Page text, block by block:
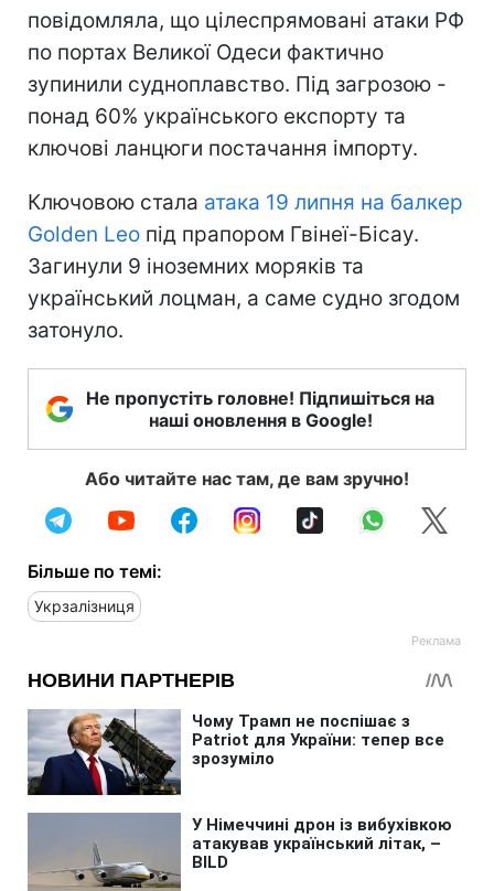
повідомляла, що цілеспрямовані атаки РФ
по портах Великої Одеси фактично
зупинили судноплавство. Під загрозою -
понад 60% українського експорту та
ключові ланцюги постачання імпорту.
Ключовою стала атака 19 липня на балкер
Golden Leo під прапором Гвінеї-Бісау.
Загинули 9 іноземних моряків та
український лоцман, а саме судно згодом
затонуло.
Не пропустіть головне! Підпишіться на
наші оновлення в Google!
Або читайте нас там, де вам зручно!
Більше по темі:
Укрзалізниця